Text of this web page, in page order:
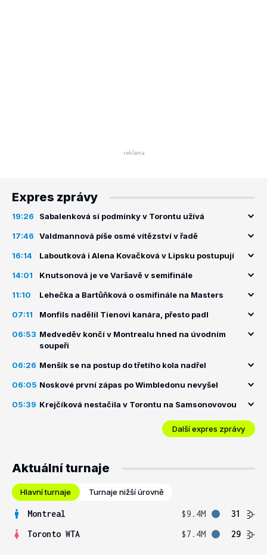
Expres zprávy
19:26 Sabalenková si podmínky v Torontu užívá
17:46 Valdmannová píše osmé vítězství v řadě
16:14 Laboutková i Alena Kovačková v Lipsku postupují
14:01 Knutsonová je ve Varšavě v semifinále
11:10 Lehečka a Bartůňková o osmifinále na Masters
07:11 Monfils nadělil Tienovi kanára, přesto padl
06:53 Medveděv končí v Montrealu hned na úvodním
soupeři
06:26 Menšík se na postup do třetího kola nadřel
06:05 Noskové první zápas po Wimbledonu nevyšel
05:39 Krejčíková nestačila v Torontu na Samsonovovou
Další expres zprávy
Aktuální turnaje
Hlavní turnaje Turnaje nižší úrovně
Montreal $9.4M
31
Toronto WTA
$7.4M 29